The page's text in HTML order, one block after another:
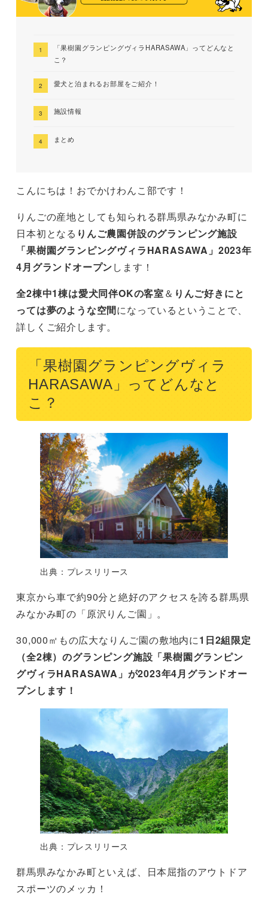
「果樹園グランピングヴィラHARASAWA」ってどんなと
こ？
愛犬と泊まれるお部屋をご紹介！
施設情報
まとめ
こんにちは！おでかけわんこ部です！
りんごの産地としても知られる群馬県みなかみ町に
日本初となる りんご農園併設のグランピング施設
「果樹園グランピングヴィラHARASAWA」2023年
4月グランドオープンします！
全2棟中1棟は愛犬同伴OKの客室＆ りんご好きにと
っては夢のような空間になっているということで、
詳しくご紹介します。
「果樹園グランピングヴィラ
HARASAWA」ってどんなと
こ？
出典：プレスリリース
東京から車で約90分と絶好のアクセスを誇る群馬県
みなかみ町の「原沢りんご園」。
30,000㎡もの広大なりんご園の敷地内に1日2組限定
（全2棟）のグランピング施設「果樹園グランピン
グヴィラHARASAWA」が2023年4月グランドオー
プンします！
出典：プレスリリース
群馬県みなかみ町といえば、日本屈指のアウトドア
スポーツのメッカ！